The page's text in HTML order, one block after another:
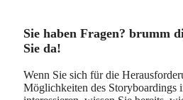
Sie haben Fragen? brumm
Sie da!
Wenn Sie sich für die
Möglichkeiten des Storyboardings